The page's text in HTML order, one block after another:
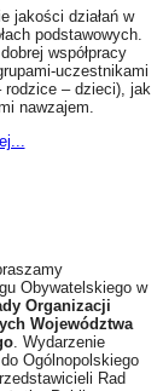
jakości działań w
podstawowych.
współpracy
uczestnikami
– dzieci), jak
nawzajem.
Obywatelskiego w
Organizacji
Województwa
. Wydarzenie
Ogólnopolskiego
Rad